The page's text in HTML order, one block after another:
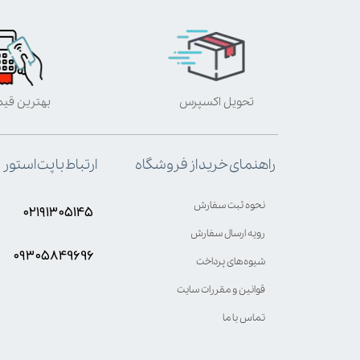
تحویل اکسپرس بهترین
راهنمای خرید از فروشگاه
نحوه ثبت سفارش
رویه ارسال سفارش
شیوه‌های پرداخت
قوانین و مقررات سایت
تماس با ما
ارتباط با پت استور
۰۲۱۹۱۳۰۵۱۴۵
۰۹۳۰۵8۴9696